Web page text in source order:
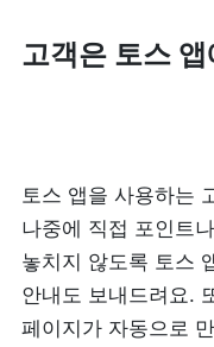
사용 중 기능 문의
사업 제휴 문의
고객은 토스
토스 앱을 사용하는
나중에 직접 포인트
놓치지 않도록 토스
안내도 보내드려요.
페이지가 자동으로